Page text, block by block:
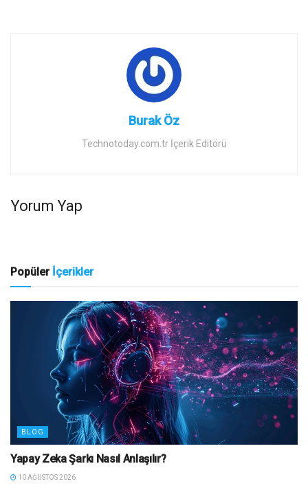
Burak Öz
Technotoday.com.tr İçerik Editörü
Yorum Yap
Popüler İçerikler
BLOG
Yapay Zeka Şarkı Nasıl Anlaşılır?
10 AĞUSTOS 2026